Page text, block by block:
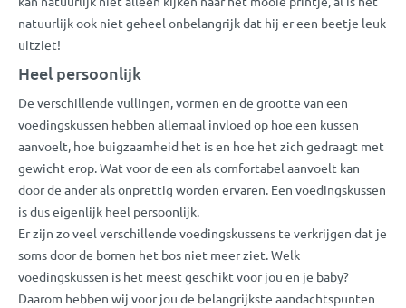
natuurlijk ook niet geheel onbelangrijk dat hij er een beetje leuk
uitziet!
Heel persoonlijk
De verschillende vullingen, vormen en de grootte van een
voedingskussen hebben allemaal invloed op hoe een kussen
aanvoelt, hoe buigzaamheid het is en hoe het zich gedraagt met
gewicht erop. Wat voor de een als comfortabel aanvoelt kan
door de ander als onprettig worden ervaren. Een voedingskussen
is dus eigenlijk heel persoonlijk.
Er zijn zo veel verschillende voedingskussens te verkrijgen dat je
soms door de bomen het bos niet meer ziet. Welk
voedingskussen is het meest geschikt voor jou en je baby?
Daarom hebben wij voor jou de belangrijkste aandachtspunten